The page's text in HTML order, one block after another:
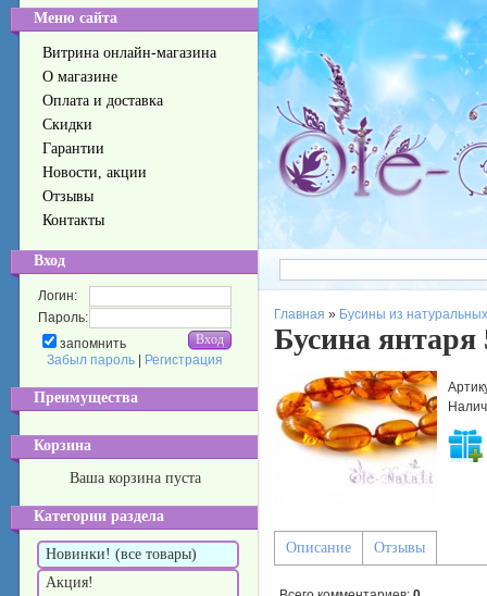
Меню сайта
Витрина онлайн-магазина
О магазине
Оплата и доставка
Скидки
Гарантии
Новости, акции
Отзывы
Контакты
Вход
Логин:
Пароль:
запомнить
Забыл пароль
Регистрация
Преимущества
Корзина
Ваша корзина пуста
Категории раздела
Новинки! (все товары)
Акция!
Главная » Бусины из
Бусина
Описание Отзывы